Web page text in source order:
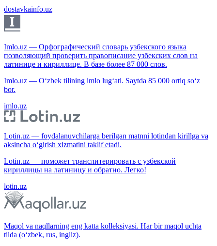
dostavkainfo.uz
Imlo.uz — Орфографический словарь узбекского языка
позволяющий проверить правописание узбекских слов на
латинице и кириллице. В базе более 87 000 слов.
Imlo.uz — O‘zbek tilining imlo lug‘ati. Saytda 85 000 ortiq so‘z
bor.
imlo.uz
Lotin.uz — foydalanuvchilarga berilgan matnni lotindan kirillga va
aksincha o‘girish xizmatini taklif etadi.
Lotin.uz — поможет транслитерировать с узбекской
кириллицы на латиницу и обратно. Легко!
lotin.uz
Maqol va naqllarning eng katta kolleksiyasi. Har bir maqol uchta
tilda (o‘zbek, rus, ingliz).